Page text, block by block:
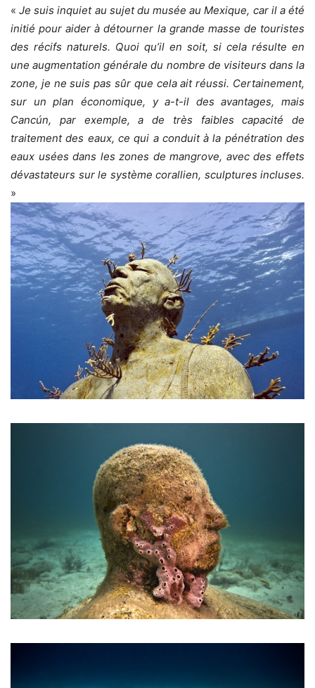
«Je suis inquiet au sujet du musée au Mexique, car il a été
initié pour aider à détourner la grande masse de touristes
des récifs naturels. Quoi qu’il en soit, si cela résulte en
une augmentation générale du nombre de visiteurs dans la
zone, je ne suis pas sûr que cela ait réussi. Certainement,
sur un plan économique, y a-t-il des avantages, mais
Cancún, par exemple, a de très faibles capacité de
traitement des eaux, ce qui a conduit à la pénétration des
eaux usées dans les zones de mangrove, avec des effets
dévastateurs sur le système corallien, sculptures incluses.
»